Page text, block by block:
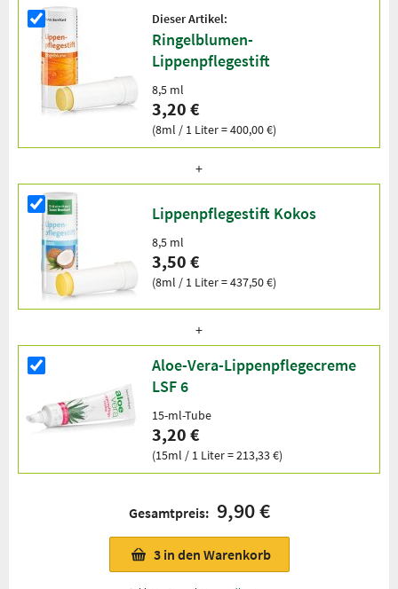
Dieser Artikel:
Ringelblumen-
Lippenpflegestift
8,5 ml
3,20 €
(8ml / 1 Liter = 400,00 €)
Lippenpflegestift Kokos
8,5 ml
3,50 €
(8ml / 1 Liter = 437,50 €)
Aloe-Vera-Lippenpflegecreme
LSF 6
15-ml-Tube
3,20 €
(15ml / 1 Liter = 213,33 €)
Gesamtpreis: 9,90 €
3 in den Warenkorb